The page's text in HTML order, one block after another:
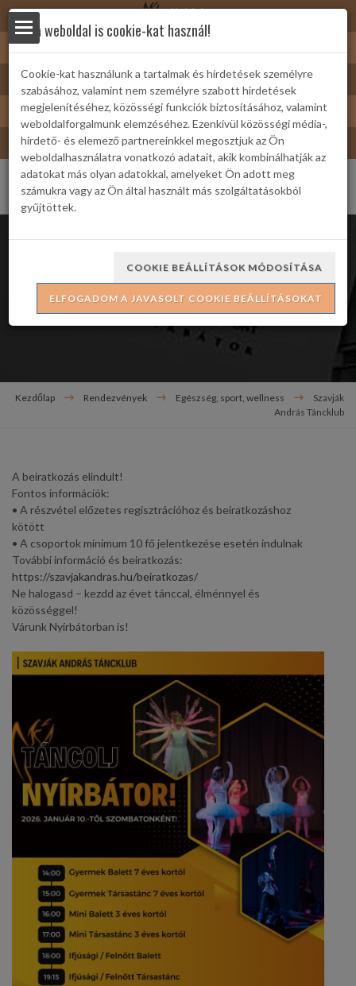
Nyírbátor
Nyírbátor/Barát kártya
Turizmus
Bátor Televízió
Szavják András Táncklub
Kezdőlap Rendezvények Egészség, sport, wellness
Szavják
András Táncklub
A beiratkozás elindult!
Fontos információk:
• A részvétel előzetes regisztrációhoz és beiratkozáshoz
kötött
• A csoportok minimum 10 fő jelentkezése esetén indulnak
További információ és beiratkozás:
https://szavjakandras.hu/beiratkozas/
Ne halogasd – kezdd az évet tánccal, élménnyel és
közösséggel!
Várunk Nyírbátorban is!
Ez a weboldal is cookie-kat használ!
Cookie-kat használunk a tartalmak és hirdetések személyre
szabásához, valamint nem személyre szabott hirdetések
megjelenítéséhez, közösségi funkciók biztosításához, valamint
weboldalforgalmunk elemzéséhez. Ezenkívül közösségi média-,
hirdető- és elemező partnereinkkel megosztjuk az Ön
weboldalhasználatra vonatkozó adatait, akik kombinálhatják az
adatokat más olyan adatokkal, amelyeket Ön adott meg
számukra vagy az Ön által használt más szolgáltatásokból
gyűjtöttek.
COOKIE BEÁLLÍTÁSOK MÓDOSÍTÁSA
ELFOGADOM A JAVASOLT COOKIE BEÁLLÍTÁSOKAT